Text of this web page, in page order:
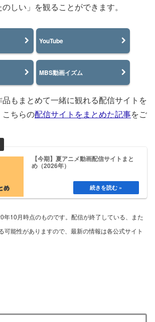
しい」を観ることができます。
YouTube
MBS動画イズム
もまとめて一緒に観れる配信サイトを
ちらの配信サイトをまとめた記事をご
【今期】夏アニメ動画配信サイトまと
め（2026年）
年10月時点のものです。配信が終了している、また
可能性がありますので、最新の情報は各公式サイト